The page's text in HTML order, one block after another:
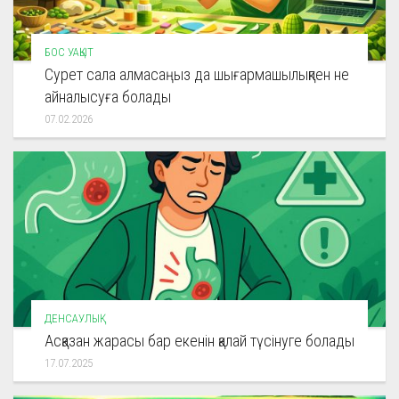
БОС УАҚЫТ
Сурет сала алмасаңыз да шығармашылықпен не
айналысуға болады
07.02.2026
ДЕНСАУЛЫҚ
Асқазан жарасы бар екенін қалай түсінуге болады
17.07.2025